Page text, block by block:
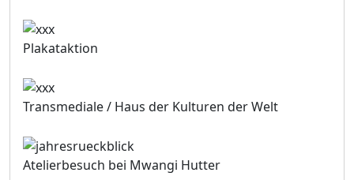
Plakataktion
Transmediale / Haus der Kulturen der Welt
Atelierbesuch bei Mwangi Hutter